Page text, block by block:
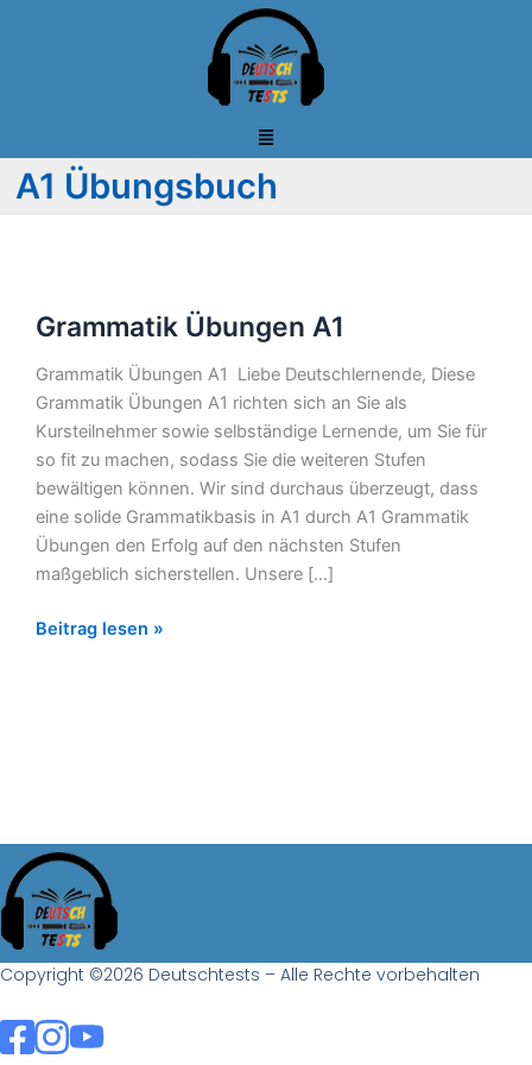
A1 Übungsbuch
Grammatik Übungen A1
Grammatik Übungen A1 Liebe Deutschlernende, Diese
Grammatik Übungen A1 richten sich an Sie als
Kursteilnehmer sowie selbständige Lernende, um Sie für
so fit zu machen, sodass Sie die weiteren Stufen
bewältigen können. Wir sind durchaus überzeugt, dass
eine solide Grammatikbasis in A1 durch A1 Grammatik
Übungen den Erfolg auf den nächsten Stufen
maßgeblich sicherstellen. Unsere […]
Übungen
Beitrag lesen »
Copyright ©2026 Deutschtests – Alle Rechte vorbehalten